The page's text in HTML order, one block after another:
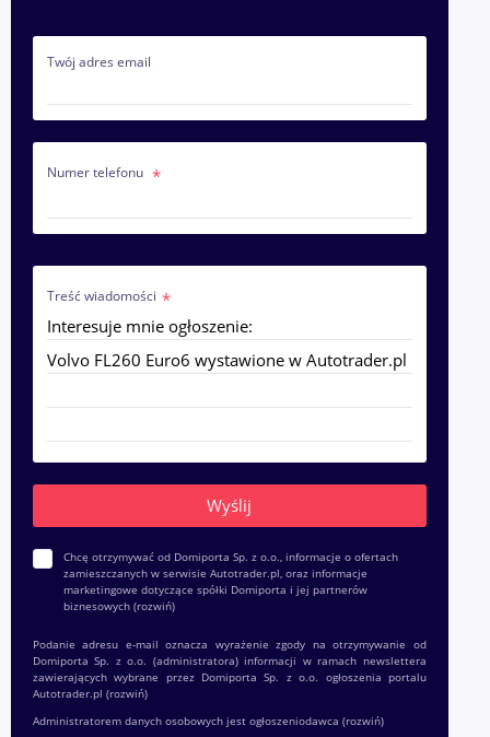
Twój adres email
Numer telefonu
Treść wiadomości
Chcę otrzymywać od Domiporta Sp. z o.o., informacje o ofertach
zamieszczanych w serwisie Autotrader.pl, oraz informacje
marketingowe dotyczące spółki Domiporta i jej partnerów
biznesowych (rozwiń)
Podanie adresu e-mail oznacza wyrażenie zgody na otrzymywanie od
Domiporta Sp. z o.o. (administratora) informacji w ramach newslettera
zawierających wybrane przez Domiporta Sp. z o.o. ogłoszenia portalu
Autotrader.pl (rozwiń)
Administratorem danych osobowych jest ogłoszeniodawca (rozwiń)